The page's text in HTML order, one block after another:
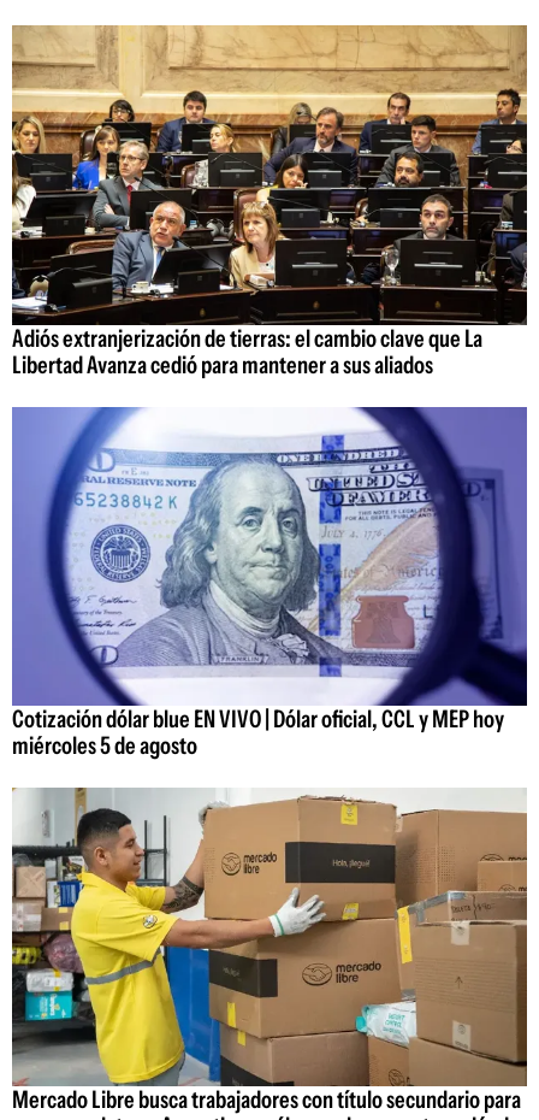
Adiós extranjerización de tierras: el cambio clave que La
Libertad Avanza cedió para mantener a sus aliados
Cotización dólar blue EN VIVO | Dólar oficial, CCL y MEP hoy
miércoles 5 de agosto
Mercado Libre busca trabajadores con título secundario para